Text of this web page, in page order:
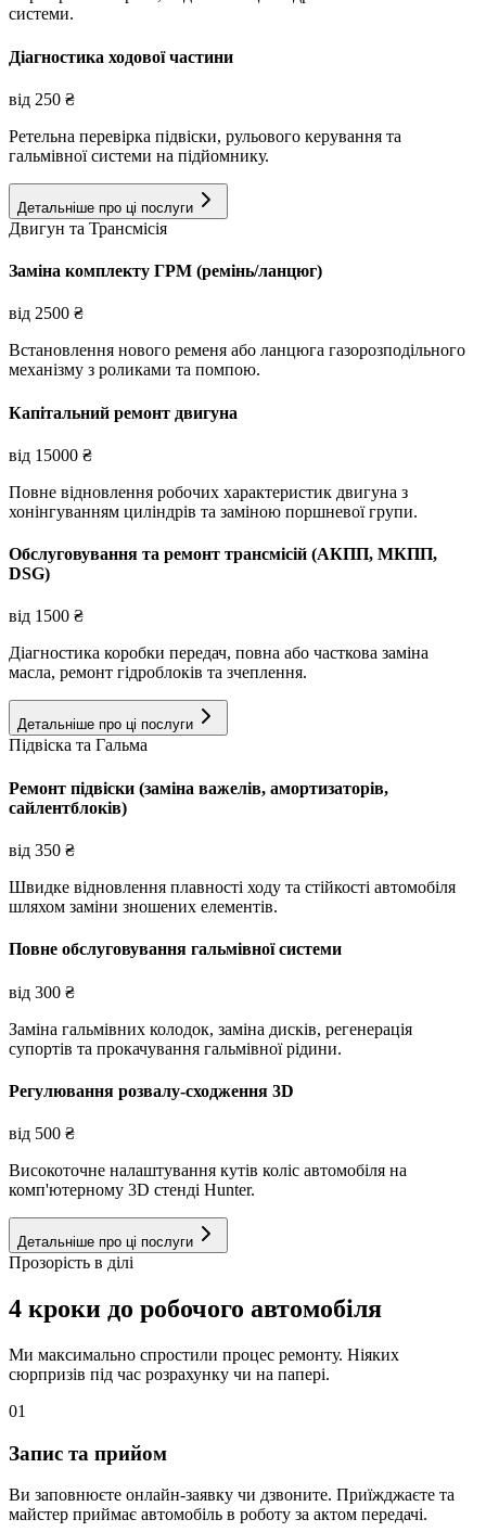
системи.
Діагностика ходової частини
від 250 ₴
Ретельна перевірка підвіски, рульового керування та
гальмівної системи на підйомнику.
Детальніше про ці послуги
Двигун та Трансмісія
Заміна комплекту ГРМ (ремінь/ланцюг)
від 2500 ₴
Встановлення нового ременя або ланцюга газорозподільного
механізму з роликами та помпою.
Капітальний ремонт двигуна
від 15000 ₴
Повне відновлення робочих характеристик двигуна з
хонінгуванням циліндрів та заміною поршневої групи.
Обслуговування та ремонт трансмісій (АКПП, МКПП,
DSG)
від 1500 ₴
Діагностика коробки передач, повна або часткова заміна
масла, ремонт гідроблоків та зчеплення.
Детальніше про ці послуги
Підвіска та Гальма
Ремонт підвіски (заміна важелів, амортизаторів,
сайлентблоків)
від 350 ₴
Швидке відновлення плавності ходу та стійкості автомобіля
шляхом заміни зношених елементів.
Повне обслуговування гальмівної системи
від 300 ₴
Заміна гальмівних колодок, заміна дисків, регенерація
супортів та прокачування гальмівної рідини.
Регулювання розвалу-сходження 3D
від 500 ₴
Високоточне налаштування кутів коліс автомобіля на
комп'ютерному 3D стенді Hunter.
Детальніше про ці послуги
Прозорість в ділі
4 кроки до робочого автомобіля
Ми максимально спростили процес ремонту. Ніяких
сюрпризів під час розрахунку чи на папері.
01
Запис та прийом
Ви заповнюєте онлайн-заявку чи дзвоните. Приїжджаєте та
майстер приймає автомобіль в роботу за актом передачі.